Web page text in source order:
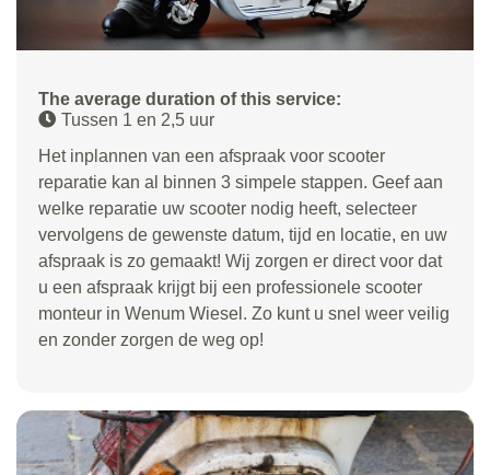
The average duration of this service:
Tussen 1 en 2,5 uur
Het inplannen van een afspraak voor scooter
reparatie kan al binnen 3 simpele stappen. Geef aan
welke reparatie uw scooter nodig heeft, selecteer
vervolgens de gewenste datum, tijd en locatie, en uw
afspraak is zo gemaakt! Wij zorgen er direct voor dat
u een afspraak krijgt bij een professionele scooter
monteur in Wenum Wiesel. Zo kunt u snel weer veilig
en zonder zorgen de weg op!